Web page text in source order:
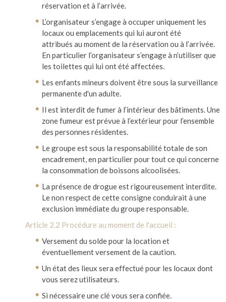
réservation et à l’arrivée.
L’organisateur s’engage à occuper uniquement les
locaux ou emplacements qui lui auront été
attribués au moment de la réservation ou à l’arrivée.
En particulier l’organisateur s’engage à n’utiliser que
les toilettes qui lui ont été affectées.
Les enfants mineurs doivent être sous la surveillance
permanente d'un adulte.
Il est interdit de fumer à l’intérieur des bâtiments. Une
zone fumeur est prévue à l’extérieur pour l’ensemble
des personnes résidentes.
Le groupe est sous la responsabilité totale de son
encadrement, en particulier pour tout ce qui concerne
la consommation de boissons alcoolisées.
La présence de drogue est rigoureusement interdite.
Le non respect de cette consigne conduirait à une
exclusion immédiate du groupe responsable.
Article 2.2 Procédure au moment de l'accueil :
Versement du solde pour la location et
éventuellement versement de la caution.
Un état des lieux sera effectué pour les locaux dont
vous serez utilisateurs.
Si nécessaire une clé vous sera confiée.